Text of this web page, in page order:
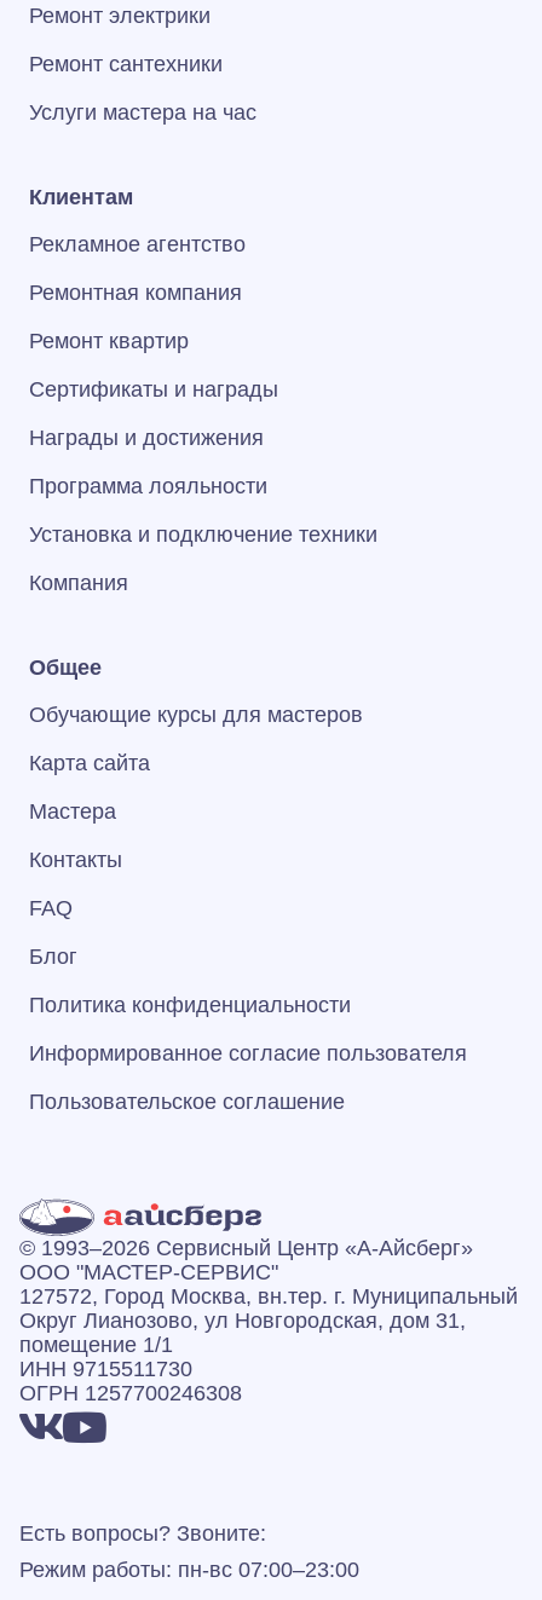
Ремонт электрики
Ремонт сантехники
Услуги мастера на час
Клиентам
Рекламное агентство
Ремонтная компания
Ремонт квартир
Сертификаты и награды
Награды и достижения
Программа лояльности
Установка и подключение техники
Компания
Общее
Обучающие курсы для мастеров
Карта сайта
Мастера
Контакты
FAQ
Блог
Политика конфиденциальности
Информированное согласие пользователя
Пользовательское соглашение
© 1993–2026 Сервисный Центр «А‑Айсберг»
ООО "МАСТЕР-СЕРВИС"
127572, Город Москва, вн.тер. г. Муниципальный
Округ Лианозово, ул Новгородская, дом 31,
помещение 1/1
ИНН 9715511730
ОГРН 1257700246308
Есть вопросы? Звоните:
Режим работы: пн-вс 07:00–23:00